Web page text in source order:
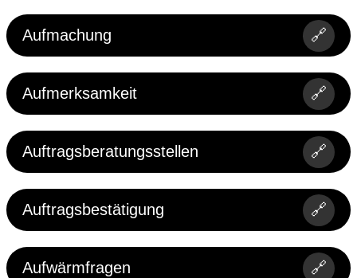
Aufmachung 🔗
Aufmerksamkeit 🔗
Auftragsberatungsstellen 🔗
Auftragsbestätigung 🔗
Aufwärmfragen 🔗